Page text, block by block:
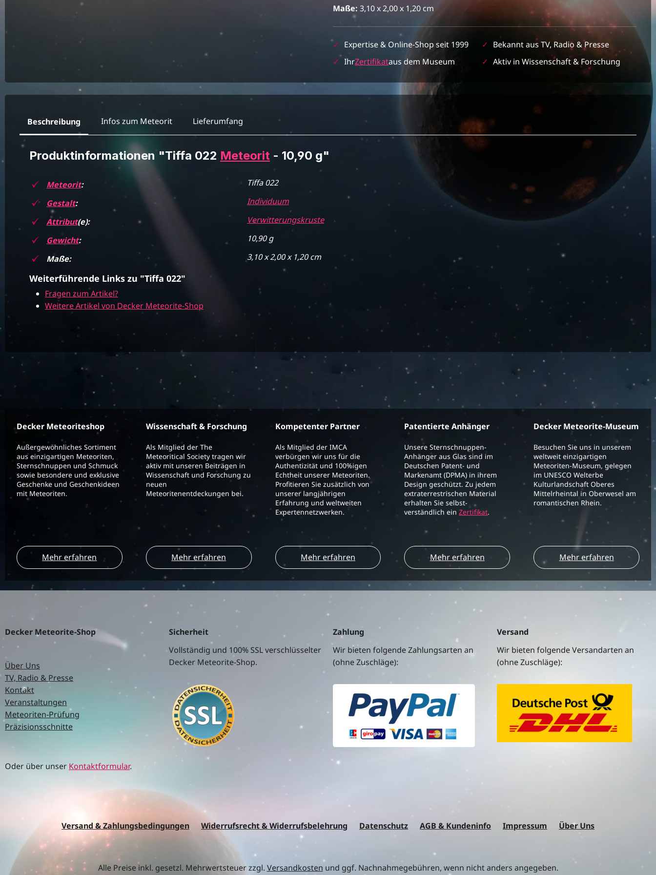
Maße: 3,10 x 2,00 x 1,20 cm
✓ Expertise & Online-Shop seit 1999 ✓ Bekannt aus TV, Radio & Presse
✓ IhrZertifikataus dem Museum ✓ Aktiv in Wissenschaft & Forschung
Beschreibung Infos zum Meteorit Lieferumfang
Produktinformationen "Tiffa 022 Meteorit - 10,90 g"
Meteorit:
Tiffa 022
Gestalt:
Individuum
Attribut(e):
Verwitterungskruste
Gewicht:
10,90 g
Maße:
3,10 x 2,00 x 1,20 cm
Weiterführende Links zu "Tiffa 022"
Fragen zum Artikel?
Weitere Artikel von Decker Meteorite-Shop
Decker Meteoriteshop
Außergewöhnliches Sortiment
aus einzigartigen Meteoriten,
Sternschnuppen und Schmuck
sowie besondere und exklusive
Geschenke und Geschenkideen
mit Meteoriten.
Mehr erfahren
Wissenschaft & Forschung
Als Mitglied der The
Meteoritical Society tragen wir
aktiv mit unseren Beiträgen in
Wissenschaft und Forschung zu
neuen
Meteoritenentdeckungen bei.
Mehr erfahren
Kompetenter Partner
Als Mitglied der IMCA
verbürgen wir uns für die
Authentizität und 100%igen
Echtheit unserer Meteoriten.
Profitieren Sie zusätzlich von
unserer langjährigen
Erfahrung und weltweiten
Expertennetzwerken.
Mehr erfahren
Patentierte Anhänger
Unsere Sternschnuppen-
Anhänger aus Glas sind im
Deutschen Patent- und
Markenamt (DPMA) in ihrem
Design geschützt. Zu jedem
extraterrestrischen Material
erhalten Sie selbst-
verständlich einZertifikat.
Mehr erfahren
Decker Meteorite-Museum
Besuchen Sie uns in unserem
weltweit einzigartigen
Meteoriten-Museum, gelegen
im UNESCO Welterbe
Kulturlandschaft Oberes
Mittelrheintal in Oberwesel am
romantischen Rhein.
Mehr erfahren
Decker Meteorite-Shop
Über Uns
TV, Radio & Presse
Kontakt
Veranstaltungen
Meteoriten-Prüfung
Präzisionsschnitte
Oder über unser Kontaktformular.
Sicherheit
Vollständig und 100% SSL verschlüsselter
Decker Meteorite-Shop.
Zahlung
Wir bieten folgende Zahlungsarten an
(ohne Zuschläge):
Versand
Wir bieten folgende Versandarten an
(ohne Zuschläge):
Versand & Zahlungsbedingungen Widerrufsrecht & Widerrufsbelehrung Datenschutz AGB & Kundeninfo Impressum Über Uns
Alle Preise inkl. gesetzl. Mehrwertsteuer zzgl. Versandkosten und ggf. Nachnahmegebühren, wenn nicht anders angegeben.